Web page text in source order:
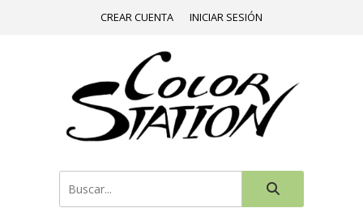
CREAR CUENTA INICIAR SESIÓN